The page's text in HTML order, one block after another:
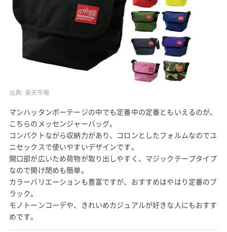
出典: 楽天市場
マンハッタンポーテージの中でも定番中の定番ともいえるのが、
こちらのメッセンジャーバッグ。
コンパクトながら収納力があり、コロンとしたフォルムなのでユ
ニセックスで使いやすいデザインです。
開口部が広いため荷物が取り出しやすく、マジックテープタイプ
なので開け閉めも簡単。
カラーバリエーションも豊富ですが、おすすめはやはり定番のブ
ラック。
モノトーンコーデや、きれいめカジュアルが好きな人にもおすす
めです。